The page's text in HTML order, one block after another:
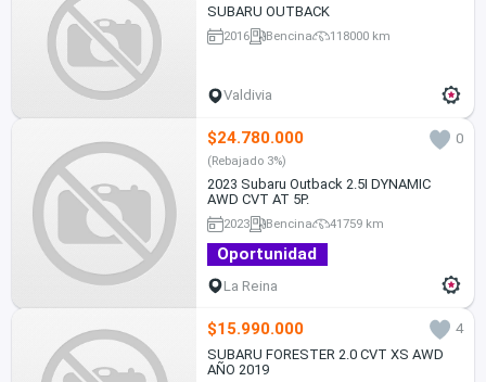
SUBARU OUTBACK
2016 Bencina 118000 km
Valdivia
$24.780.000 0
(Rebajado 3%)
2023 Subaru Outback 2.5I DYNAMIC
AWD CVT AT 5P.
2023 Bencina 41759 km
Oportunidad
La Reina
$15.990.000
4
SUBARU FORESTER 2.0 CVT XS AWD
AÑO 2019